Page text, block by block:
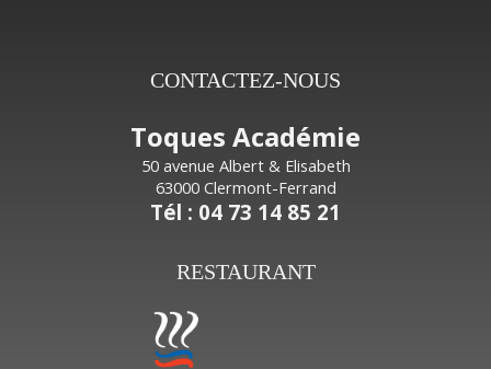
CONTACTEZ-NOUS
Toques Académie
50 avenue Albert & Elisabeth
63000 Clermont-Ferrand
Tél : 04 73 14 85 21
RESTAURANT